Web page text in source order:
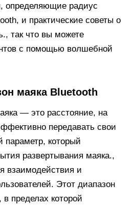
определяющие радиус
и практические советы о
так что вы можете
с помощью волшебной
маяка Bluetooth
— это расстояние, на
передавать свои
который
развертывания маяка.,
взаимодействия и
Этот диапазон
в пределах которой